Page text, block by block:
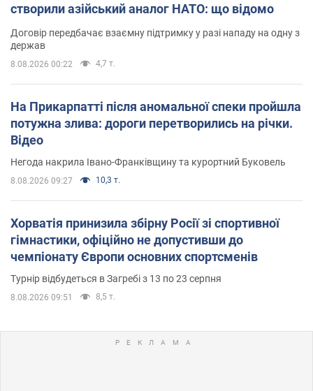
створили азійський аналог НАТО: що відомо
Договір передбачає взаємну підтримку у разі нападу на одну з
держав
8.08.2026 00:22 4,7 т.
На Прикарпатті після аномальної спеки пройшла
потужна злива: дороги перетворились на річки.
Відео
Негода накрила Івано-Франківщину та курортний Буковель
8.08.2026 09:27 10,3 т.
Хорватія принизила збірну Росії зі спортивної
гімнастики, офіційно не допустивши до
чемпіонату Європи основних спортсменів
Турнір відбудеться в Загребі з 13 по 23 серпня
8.08.2026 09:51 8,5 т.